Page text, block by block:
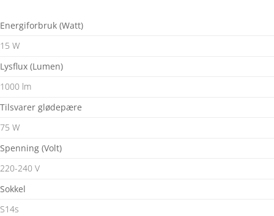
Energiforbruk (Watt)
15 W
Lysflux (Lumen)
1000 lm
Tilsvarer glødepære
75 W
Spenning (Volt)
220-240 V
Sokkel
S14s